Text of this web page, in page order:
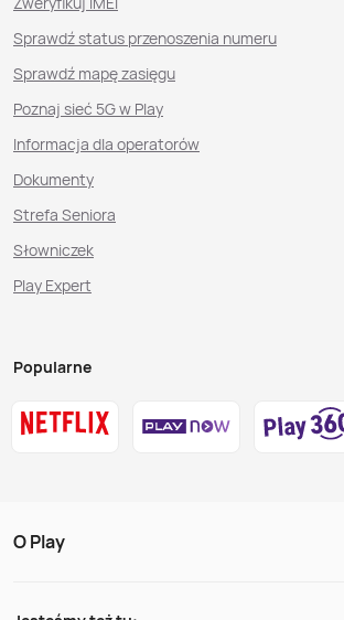
Sprawdź status przenoszenia numeru
Sprawdź mapę zasięgu
Poznaj sieć 5G w Play
Informacja dla operatorów
Dokumenty
Strefa Seniora
Słowniczek
Play Expert
Popularne
O Play